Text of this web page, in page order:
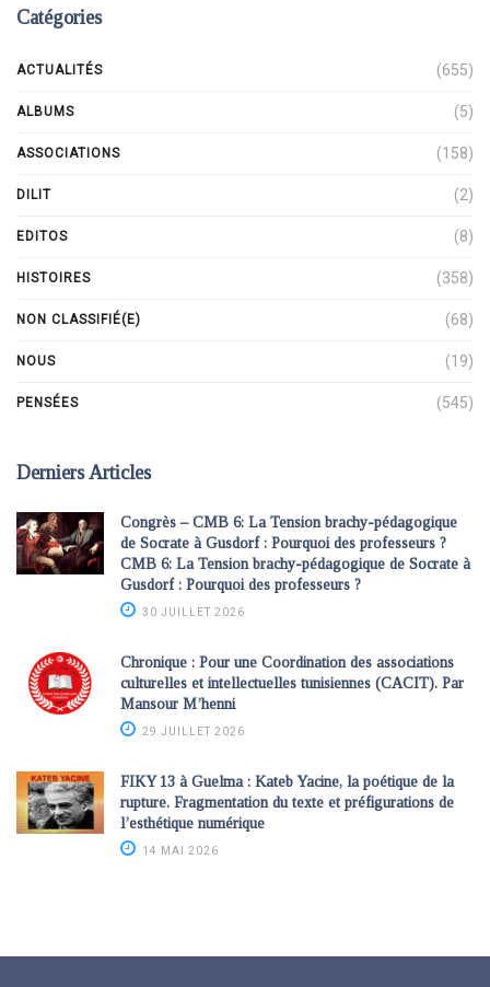
Catégories
ACTUALITÉS (655)
ALBUMS (5)
ASSOCIATIONS (158)
DILIT (2)
EDITOS (8)
HISTOIRES (358)
NON CLASSIFIÉ(E) (68)
NOUS (19)
PENSÉES (545)
Derniers Articles
Congrès – CMB 6: La Tension brachy-pédagogique
de Socrate à Gusdorf : Pourquoi des professeurs ?
CMB 6: La Tension brachy-pédagogique de Socrate à
Gusdorf : Pourquoi des professeurs ?
30 JUILLET 2026
Chronique : Pour une Coordination des associations
culturelles et intellectuelles tunisiennes (CACIT). Par
Mansour M’henni
29 JUILLET 2026
FIKY 13 à Guelma : Kateb Yacine, la poétique de la
rupture. Fragmentation du texte et préfigurations de
l’esthétique numérique
14 MAI 2026